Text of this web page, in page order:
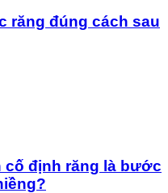
răng đúng cách sau
cố định răng là bước